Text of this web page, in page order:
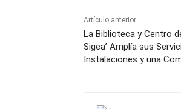
Artículo anterior
La Biblioteca y Centro
Sigea’ Amplía sus
Instalaciones y una